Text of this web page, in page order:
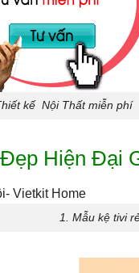
kế Nội Thất miễn phí
Hiện Đại
1. Mẫu kệ tivi